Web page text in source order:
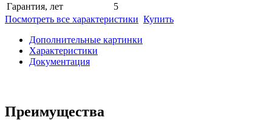
Гарантия, лет
5
Посмотреть все характеристики Купить
Дополнительные картинки
Характеристики
Документация
Преимущества